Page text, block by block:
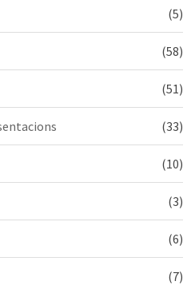
(5)
(58)
(51)
(33)
(10)
(3)
(6)
(7)